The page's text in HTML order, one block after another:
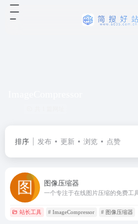
排序 发布 更新 浏览 点赞
图像压缩器
一个专注于‌在线图片压缩‌的免费工
站长工具 # ImageCompressor # 图像压缩器